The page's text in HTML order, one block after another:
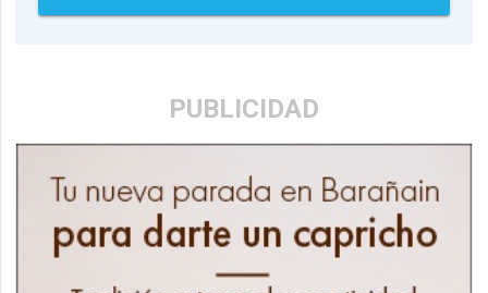
PUBLICIDAD